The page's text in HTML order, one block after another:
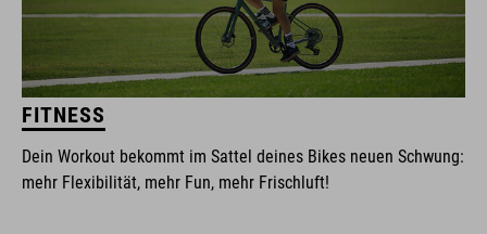
FITNESS
Dein Workout bekommt im Sattel deines Bikes neuen Schwung:
mehr Flexibilität, mehr Fun, mehr Frischluft!